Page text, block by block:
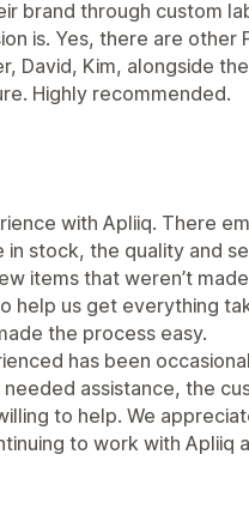
brand through custom
is. Yes, there are other
David, Kim, alongside
Highly recommended.
with Apliiq. There
in stock, the quality and
items that weren’t
help us get everything
the process easy.
has been
assistance, the
to help. We
to work with Apliiq